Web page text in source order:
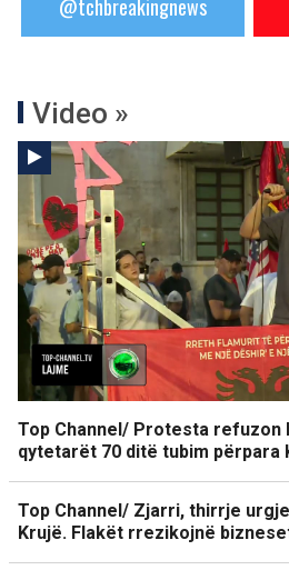
@tchbreakingnews
Video »
Top Channel/ Protesta refuzon
qytetarët 70 ditë tubim përpara
Top Channel/ Zjarri, thirrje
Krujë. Flakët rrezikojnë